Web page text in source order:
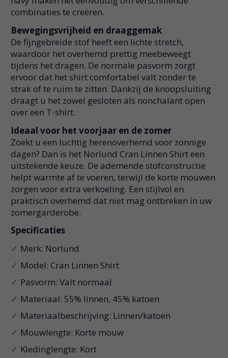
combinaties te creëren.
Bewegingsvrijheid en draaggemak
De fijngebreide stof heeft een lichte stretch,
waardoor het overhemd prettig meebeweegt
tijdens het dragen. De normale pasvorm zorgt
ervoor dat het shirt comfortabel valt zonder te
strak of te ruim te zitten. Dankzij de knoopsluiting
draagt u het zowel gesloten als nonchalant open
over een T-shirt.
Ideaal voor het voorjaar en de zomer
Zoekt u een luchtig herenoverhemd voor zonnige
dagen? Dan is het Norlund Cran Linnen Shirt een
uitstekende keuze. De ademende stofconstructie
helpt warmte af te voeren, terwijl de korte mouwen
zorgen voor extra verkoeling. Een stijlvol en
praktisch overhemd dat niet mag ontbreken in uw
zomergarderobe.
Specificaties
Merk: Norlund
Model: Cran Linnen Shirt
Pasvorm: Valt normaal
Materiaal: 55% linnen, 45% katoen
Materiaalbeschrijving: Linnen/katoen
Mouwlengte: Korte mouw
Kledinglengte: Kort